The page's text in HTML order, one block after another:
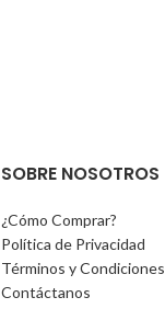
SOBRE NOSOTROS
¿Cómo Comprar?
Política de Privacidad
Términos y Condiciones
Contáctanos